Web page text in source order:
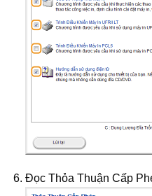
Đọc Thỏa Thuận Cấp